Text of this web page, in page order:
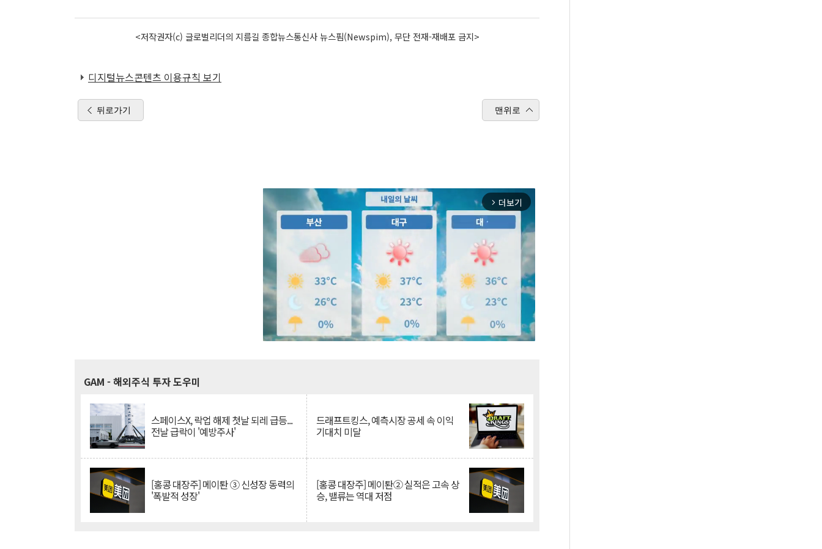
<저작권자(c) 글로벌리더의 지름길 종합뉴스통신사 뉴스핌(Newspim), 무단 전재-재배포 금지>
디지털뉴스콘텐츠 이용규칙 보기
뒤로가기 맨위로
arrow_forward_ios 더보기
GAM - 해외주식 투자 도우미
스페이스X, 락업 해제 첫날 되레 급등...
전날 급락이 '예방주사'
드래프트킹스, 예측시장 공세 속 이익
기대치 미달
[홍콩 대장주] 메이퇀 ③ 신성장 동력의
'폭발적 성장'
[홍콩 대장주] 메이퇀② 실적은 고속 상
승, 밸류는 역대 저점